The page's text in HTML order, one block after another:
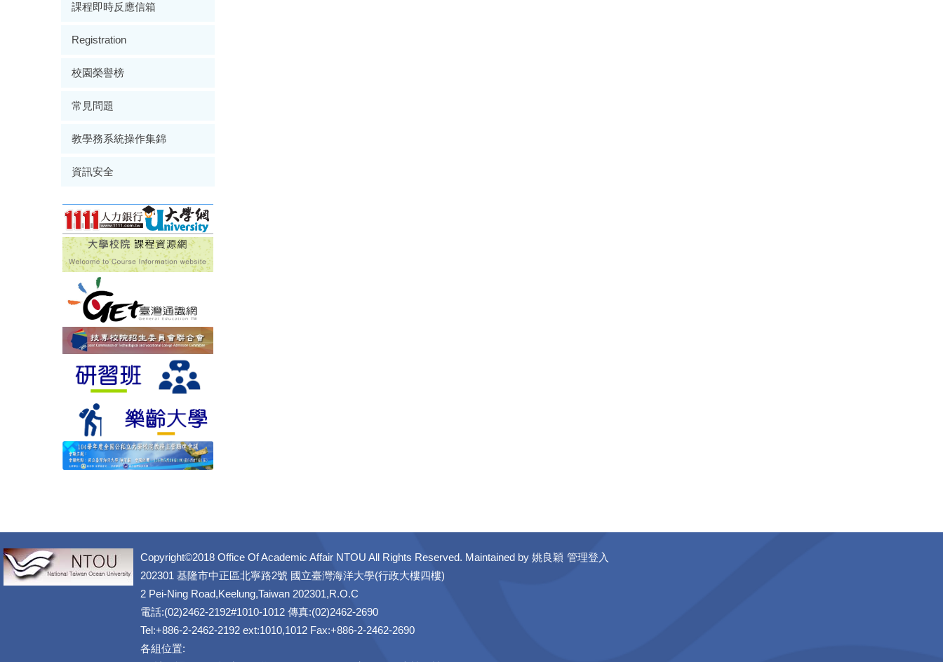
課程即時反應信箱
Registration
校園榮譽榜
常見問題
教學務系統操作集錦
資訊安全
Copyright©2018 Office Of Academic Affair NTOU All Rights Reserved. Maintained by 姚良穎 管理登入
202301 基隆市中正區北寧路2號 國立臺灣海洋大學(行政大樓四樓)
2 Pei-Ning Road,Keelung,Taiwan 202301,R.O.C
電話:(02)2462-2192#1010-1012 傳真:(02)2462-2690
Tel:+886-2-2462-2192 ext:1010,1012 Fax:+886-2-2462-2690
各組位置: